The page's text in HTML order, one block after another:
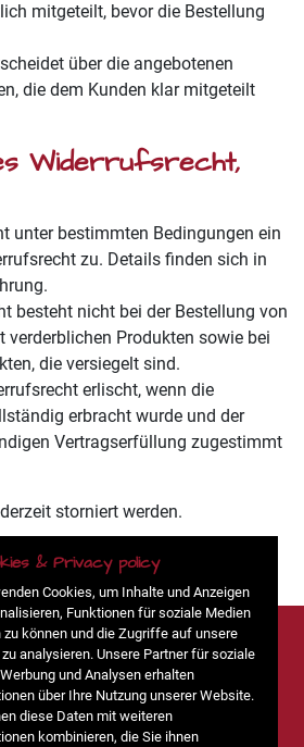
mitgeteilt, bevor die Bestellung
über die angebotenen
die dem Kunden klar mitgeteilt
Widerrufsrecht,
unter bestimmten Bedingungen ein
zu. Details finden sich in
besteht nicht bei der Bestellung von
verderblichen Produkten sowie bei
die versiegelt sind.
erlischt, wenn die
erbracht wurde und der
Vertragserfüllung zugestimmt
storniert werden.
& Privacy policy
Cookies, um Inhalte und Anzeigen
Funktionen für soziale Medien
zu können und die Zugriffe auf unsere
analysieren. Unsere Partner für soziale
und Analysen erhalten
über Ihre Nutzung unserer Website.
diese Daten mit weiteren
kombinieren, die Sie ihnen